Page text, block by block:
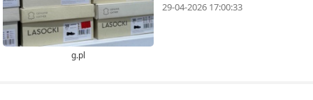
g.pl
29-04-2026 17:00:33